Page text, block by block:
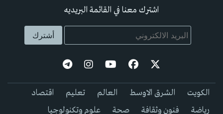
اشترك معنا في القائمة البريديه
الكويت الشرق الاوسط العالم تعليم
اقتصاد
رياضة
فنون وثقافة صحة علوم وتكنولوجيا